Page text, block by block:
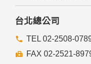
台北總公司
TEL 02-2508-
FAX 02-2521-